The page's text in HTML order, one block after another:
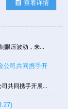
查看详情
眼压波动，来...
公司共同携手开
共同携手开展...